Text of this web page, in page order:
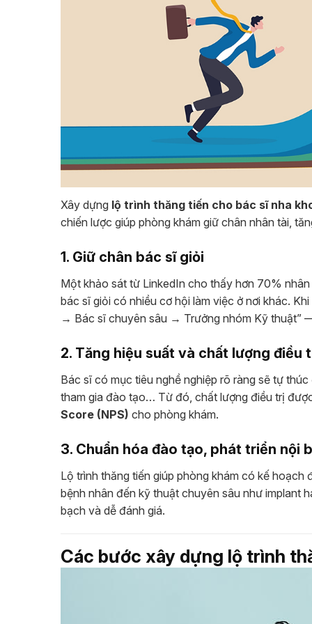
Xây dựng lộ trình thăng tiến cho bác sĩ nha
chiến lược giúp phòng khám giữ chân nhân tài,
1. Giữ chân bác sĩ giỏi
Một khảo sát từ LinkedIn cho thấy hơn 70%
bác sĩ giỏi có nhiều cơ hội làm việc ở nơi khác.
→ Bác sĩ chuyên sâu → Trưởng nhóm Kỹ thuật”
2. Tăng hiệu suất và chất lượng điều
Bác sĩ có mục tiêu nghề nghiệp rõ ràng sẽ tự
tham gia đào tạo… Từ đó, chất lượng điều trị
Score (NPS) cho phòng khám.
3. Chuẩn hóa đào tạo, phát triển nội
Lộ trình thăng tiến giúp phòng khám có kế
bệnh nhân đến kỹ thuật chuyên sâu như implant
bạch và dễ đánh giá.
Các bước xây dựng lộ trình